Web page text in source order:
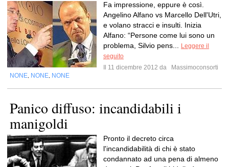
Fa impressione, eppure è così.
Angelino Alfano vs Marcello Dell'Utri,
e volano stracci e insulti. Inizia
Alfano: “Persone come lui sono un
problema, Silvio pens...
Leggere il
seguito
Il 11 dicembre 2012 da
Massimoconsorti
NONE NONE NONE
Panico diffuso: incandidabili i
manigoldi
Pronto il decreto circa
l'incandidabilità di chi è stato
condannato ad una pena di almeno